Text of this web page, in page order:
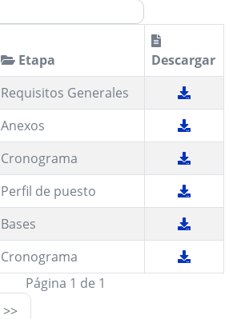
Etapa
Descargar
Requisitos Generales
Anexos
Cronograma
Perfil de puesto
Bases
Cronograma
Página 1 de 1
>>